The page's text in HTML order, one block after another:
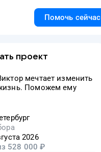
Помочь сейчас
проект
мечтает изменить
Поможем ему
2026
528 000 ₽